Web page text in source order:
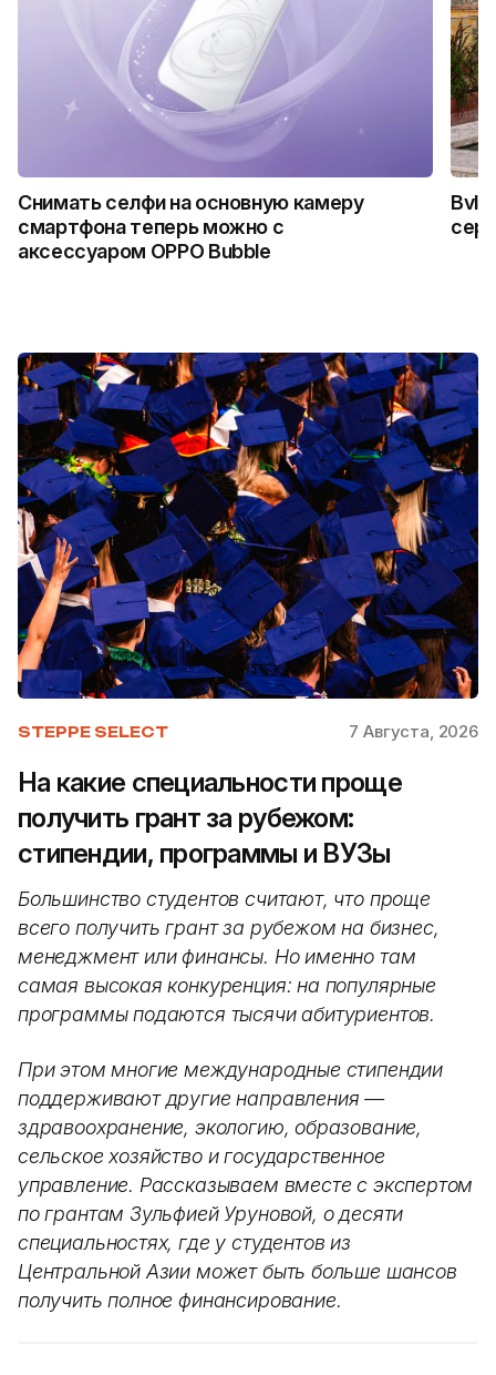
Снимать селфи на основную камеру
смартфона теперь можно с
аксессуаром OPPO Bubble
STEPPE SELECT 7 Августа, 2026
На какие специальности проще
получить грант за рубежом:
стипендии, программы и ВУЗы
Большинство студентов считают, что проще
всего получить грант за рубежом на бизнес,
менеджмент или финансы. Но именно там
самая высокая конкуренция: на популярные
программы подаются тысячи абитуриентов.
При этом многие международные стипендии
поддерживают другие направления —
здравоохранение, экологию, образование,
сельское хозяйство и государственное
управление. Рассказываем вместе с экспертом
по грантам Зульфией Уруновой, о десяти
специальностях, где у студентов из
Центральной Азии может быть больше шансов
получить полное финансирование.